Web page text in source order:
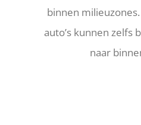
binnen
auto’s kunnen zelfs
naar